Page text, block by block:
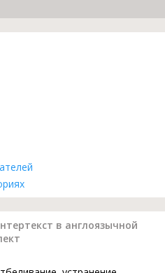
в англоязычной